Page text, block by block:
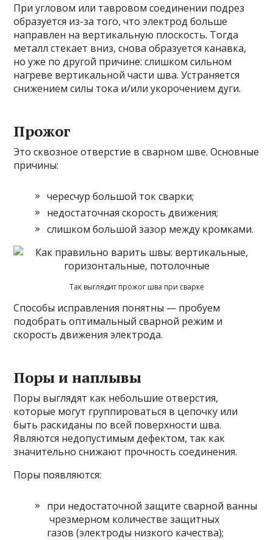
При угловом или тавровом соединении подрез
образуется из-за того, что электрод больше
направлен на вертикальную плоскость. Тогда
металл стекает вниз, снова образуется канавка,
но уже по другой причине: слишком сильном
нагреве вертикальной части шва. Устраняется
снижением силы тока и/или укорочением дуги.
Прожог
Это сквозное отверстие в сварном шве. Основные
причины:
чересчур большой ток сварки;
недостаточная скорость движения;
слишком большой зазор между кромками.
Так выглядит прожог шва при сварке
Способы исправления понятны — пробуем
подобрать оптимальный сварной режим и
скорость движения электрода.
Поры и наплывы
Поры выглядят как небольшие отверстия,
которые могут группироваться в цепочку или
быть раскиданы по всей поверхности шва.
Являются недопустимым дефектом, так как
значительно снижают прочность соединения.
Поры появляются:
при недостаточной защите сварной ванны
чрезмерном количестве защитных
газов (электроды низкого качества);